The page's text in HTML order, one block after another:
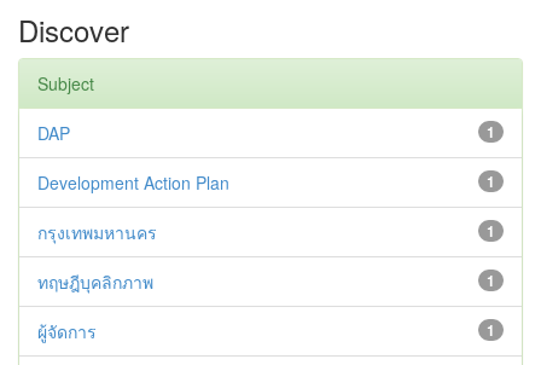
Discover
Subject
1
DAP
1
Development Action Plan
1
กรุงเทพมหานคร
1
ทฤษฎีบุคลิกภาพ
1
ผู้จัดการ